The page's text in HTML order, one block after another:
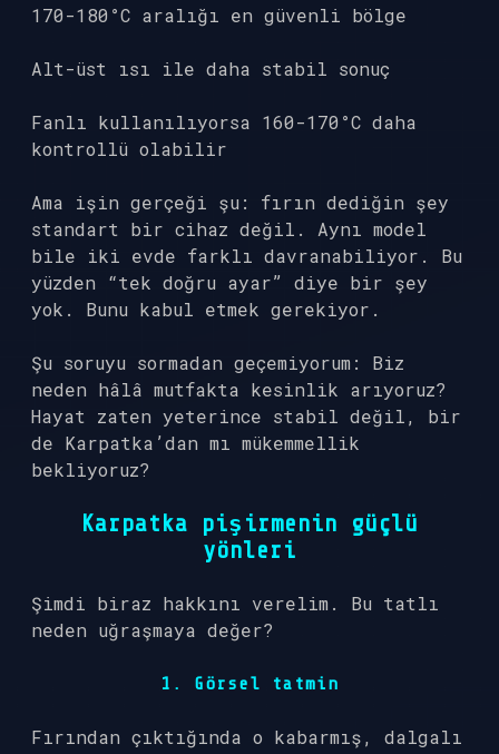
170-180°C aralığı en güvenli bölge
Alt-üst ısı ile daha stabil sonuç
Fanlı kullanılıyorsa 160-170°C daha
kontrollü olabilir
Ama işin gerçeği şu: fırın dediğin şey
standart bir cihaz değil. Aynı model
bile iki evde farklı davranabiliyor. Bu
yüzden “tek doğru ayar” diye bir şey
yok. Bunu kabul etmek gerekiyor.
Şu soruyu sormadan geçemiyorum: Biz
neden hâlâ mutfakta kesinlik arıyoruz?
Hayat zaten yeterince stabil değil, bir
de Karpatka’dan mı mükemmellik
bekliyoruz?
Karpatka pişirmenin güçlü
yönleri
Şimdi biraz hakkını verelim. Bu tatlı
neden uğraşmaya değer?
1. Görsel tatmin
Fırından çıktığında o kabarmış, dalgalı